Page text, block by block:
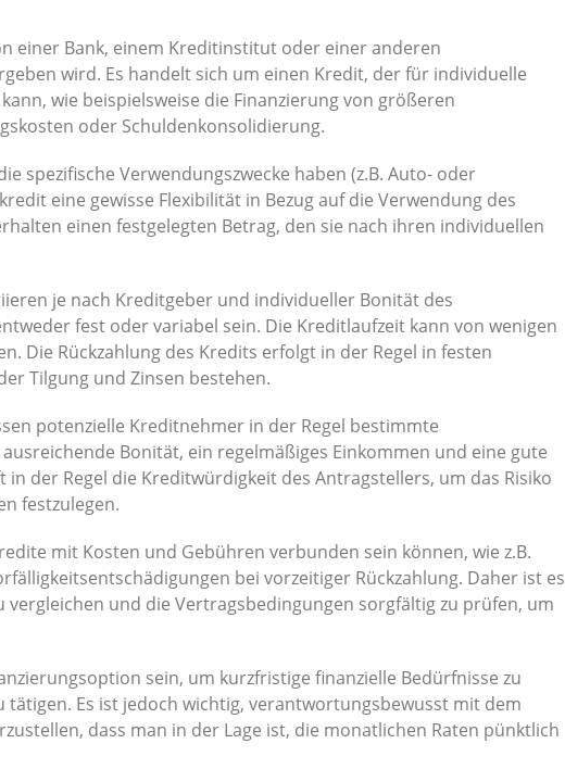
einer Bank, einem Kreditinstitut oder einer anderen
wird. Es handelt sich um einen Kredit, der für individuelle
wie beispielsweise die Finanzierung von größeren
oder Schuldenkonsolidierung.
spezifische Verwendungszwecke haben (z.B. Auto- oder
eine gewisse Flexibilität in Bezug auf die Verwendung des
einen festgelegten Betrag, den sie nach ihren individuellen
je nach Kreditgeber und individueller Bonität des
fest oder variabel sein. Die Kreditlaufzeit kann von wenigen
Die Rückzahlung des Kredits erfolgt in der Regel in festen
Tilgung und Zinsen bestehen.
potenzielle Kreditnehmer in der Regel bestimmte
Bonität, ein regelmäßiges Einkommen und eine gute
der Regel die Kreditwürdigkeit des Antragstellers, um das Risiko
festzulegen.
mit Kosten und Gebühren verbunden sein können, wie z.B.
bei vorzeitiger Rückzahlung. Daher ist es
vergleichen und die Vertragsbedingungen sorgfältig zu prüfen, um
sein, um kurzfristige finanzielle Bedürfnisse zu
tätigen. Es ist jedoch wichtig, verantwortungsbewusst mit dem
dass man in der Lage ist, die monatlichen Raten pünktlich